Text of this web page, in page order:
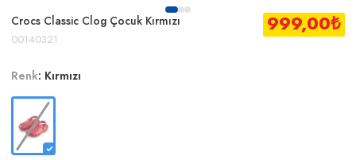
Crocs Classic Clog Çocuk Kırmızı
00140321
999,00₺
Renk: Kırmızı